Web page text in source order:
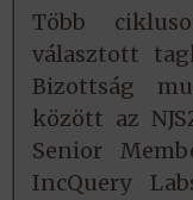
Több
választott
Bizottság
között az
Senior
IncQuery